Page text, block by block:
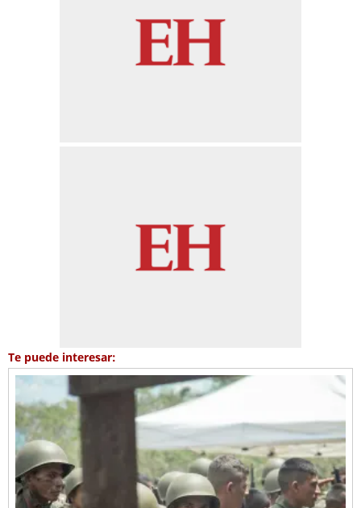
Te puede interesar: